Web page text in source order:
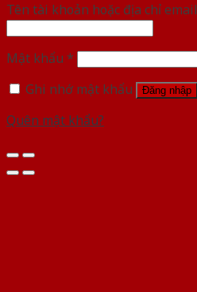
Tên tài khoản hoặc địa chỉ email
Mật khẩu *
Ghi nhớ mật khẩu
Đăng nhập
Quên mật khẩu?